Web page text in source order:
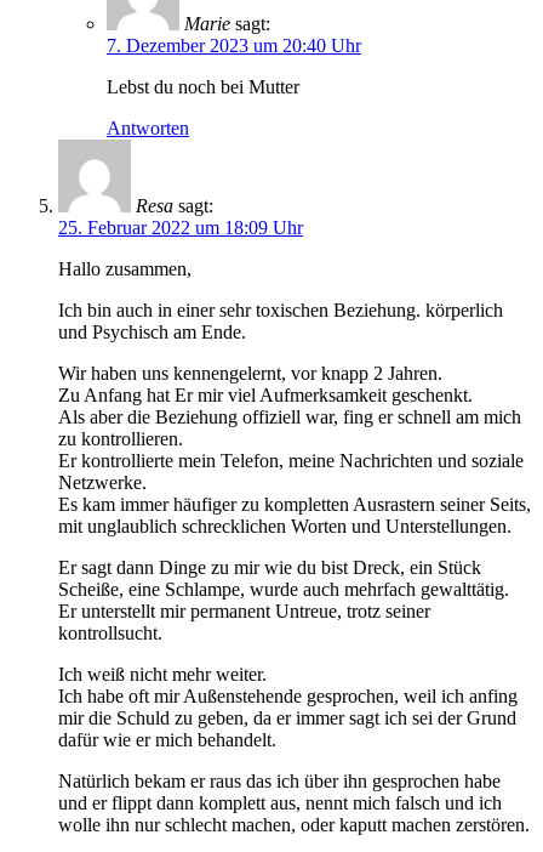
Marie sagt:
7. Dezember 2023 um 20:40 Uhr
Lebst du noch bei Mutter
Antworten
Resa sagt:
25. Februar 2022 um 18:09 Uhr
Hallo zusammen,
Ich bin auch in einer sehr toxischen Beziehung. körperlich
und Psychisch am Ende.
Wir haben uns kennengelernt, vor knapp 2 Jahren.
Zu Anfang hat Er mir viel Aufmerksamkeit geschenkt.
Als aber die Beziehung offiziell war, fing er schnell am mich
zu kontrollieren.
Er kontrollierte mein Telefon, meine Nachrichten und soziale
Netzwerke.
Es kam immer häufiger zu kompletten Ausrastern seiner Seits,
mit unglaublich schrecklichen Worten und Unterstellungen.
Er sagt dann Dinge zu mir wie du bist Dreck, ein Stück
Scheiße, eine Schlampe, wurde auch mehrfach gewalttätig.
Er unterstellt mir permanent Untreue, trotz seiner
kontrollsucht.
Ich weiß nicht mehr weiter.
Ich habe oft mir Außenstehende gesprochen, weil ich anfing
mir die Schuld zu geben, da er immer sagt ich sei der Grund
dafür wie er mich behandelt.
Natürlich bekam er raus das ich über ihn gesprochen habe
und er flippt dann komplett aus, nennt mich falsch und ich
wolle ihn nur schlecht machen, oder kaputt machen zerstören.